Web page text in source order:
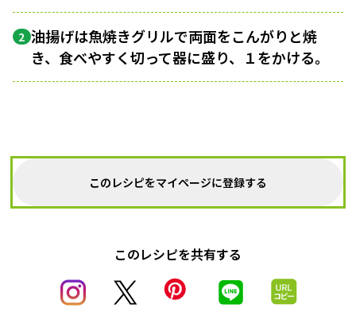
2 油揚げは魚焼きグリルで両面をこんがりと焼
き、食べやすく切って器に盛り、１をかける。
このレシピをマイページに登録する
このレシピを共有する